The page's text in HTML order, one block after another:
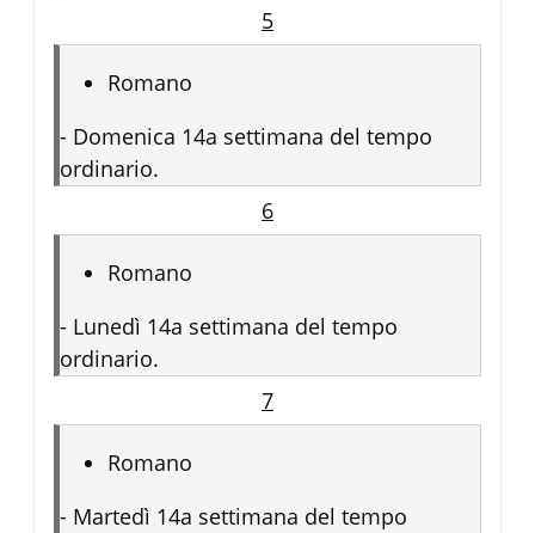
5
Romano
- Domenica 14a settimana del tempo
ordinario.
6
Romano
- Lunedì 14a settimana del tempo
ordinario.
7
Romano
- Martedì 14a settimana del tempo